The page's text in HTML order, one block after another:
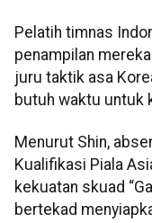
Pelatih timnas
penampilan
juru taktik asa
butuh waktu untuk
Menurut Shin,
Kualifikasi Piala
kekuatan skuad
bertekad